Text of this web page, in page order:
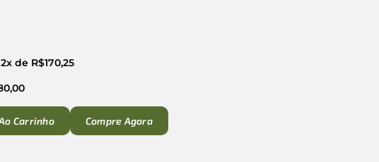
de R$170,25
Carrinho Compre Agora